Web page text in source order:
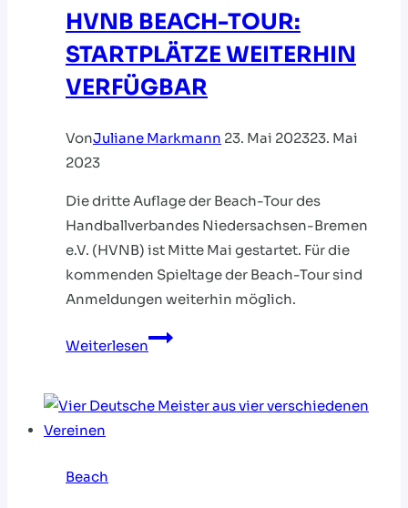
HVNB BEACH-TOUR:
STARTPLÄTZE WEITERHIN
VERFÜGBAR
VonJuliane Markmann 23. Mai 202323. Mai
2023
Die dritte Auflage der Beach-Tour des
Handballverbandes Niedersachsen-Bremen
e.V. (HVNB) ist Mitte Mai gestartet. Für die
kommenden Spieltage der Beach-Tour sind
Anmeldungen weiterhin möglich.
Weiterlesen
HVNB
STARTPLÄTZE
Beach